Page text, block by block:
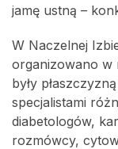
jamę ustną –
W Naczelnej
organizowano w
były
specjalistami
diabetologów,
rozmówcy,